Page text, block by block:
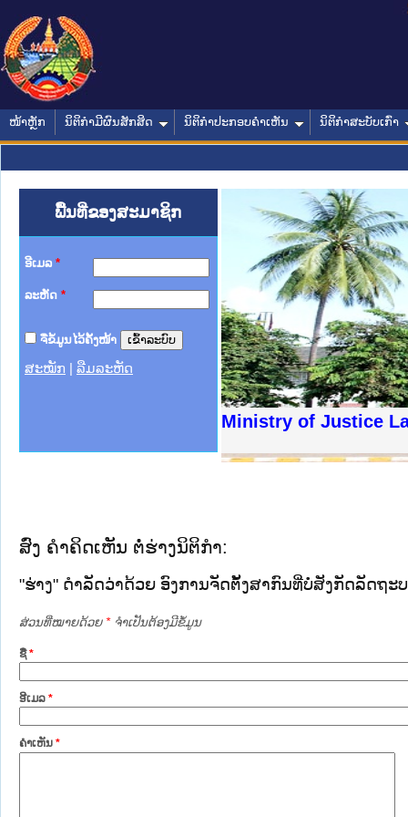
ໜ້າຫຼັກ ນິຕິກໍາມີຜົນສັກສິດ ນິຕິກໍາປະກອບຄໍາເຫັນ ນິຕິກໍາສະບັບເກົ່າ
ພື້ນທີ່ຂອງສະມາຊິກ
ອີເມລ *
ລະຫັດ *
ຈື່ຂໍ້ມູນໄວ້ຄັ້ງໜ້າ
ສະໝັກ ລືມລະຫັດ
Ministry of Justice
າຊົນ ພາກເໜືອ
ການ
ກາງ
ໃຕ້
ຕຳຫຼວດປະຊາຊົນ
ສັນຕິບານປະຊາຊົນ
ກເໜືອ
າຊົນ ພາກກາງ
ສົ່ງ ຄໍາຄິດເຫັນ ຕໍ່ຮ່າງນິຕິກໍາ:
"ຮ່າງ" ດຳລັດວ່າດ້ວຍ ອົງການຈັດຕັ້ງສາກົນທີ່ບໍ່ສັງກັດລັດຖະ
ສ່ວນທີ່ໝາຍດ້ວຍ *ຈໍາເປັນຕ້ອງມີຂໍ້ມູນ
ຊື່*
ອີເມລ *
ຄໍາເຫັນ *